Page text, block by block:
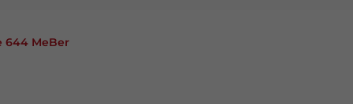
644 MeBer